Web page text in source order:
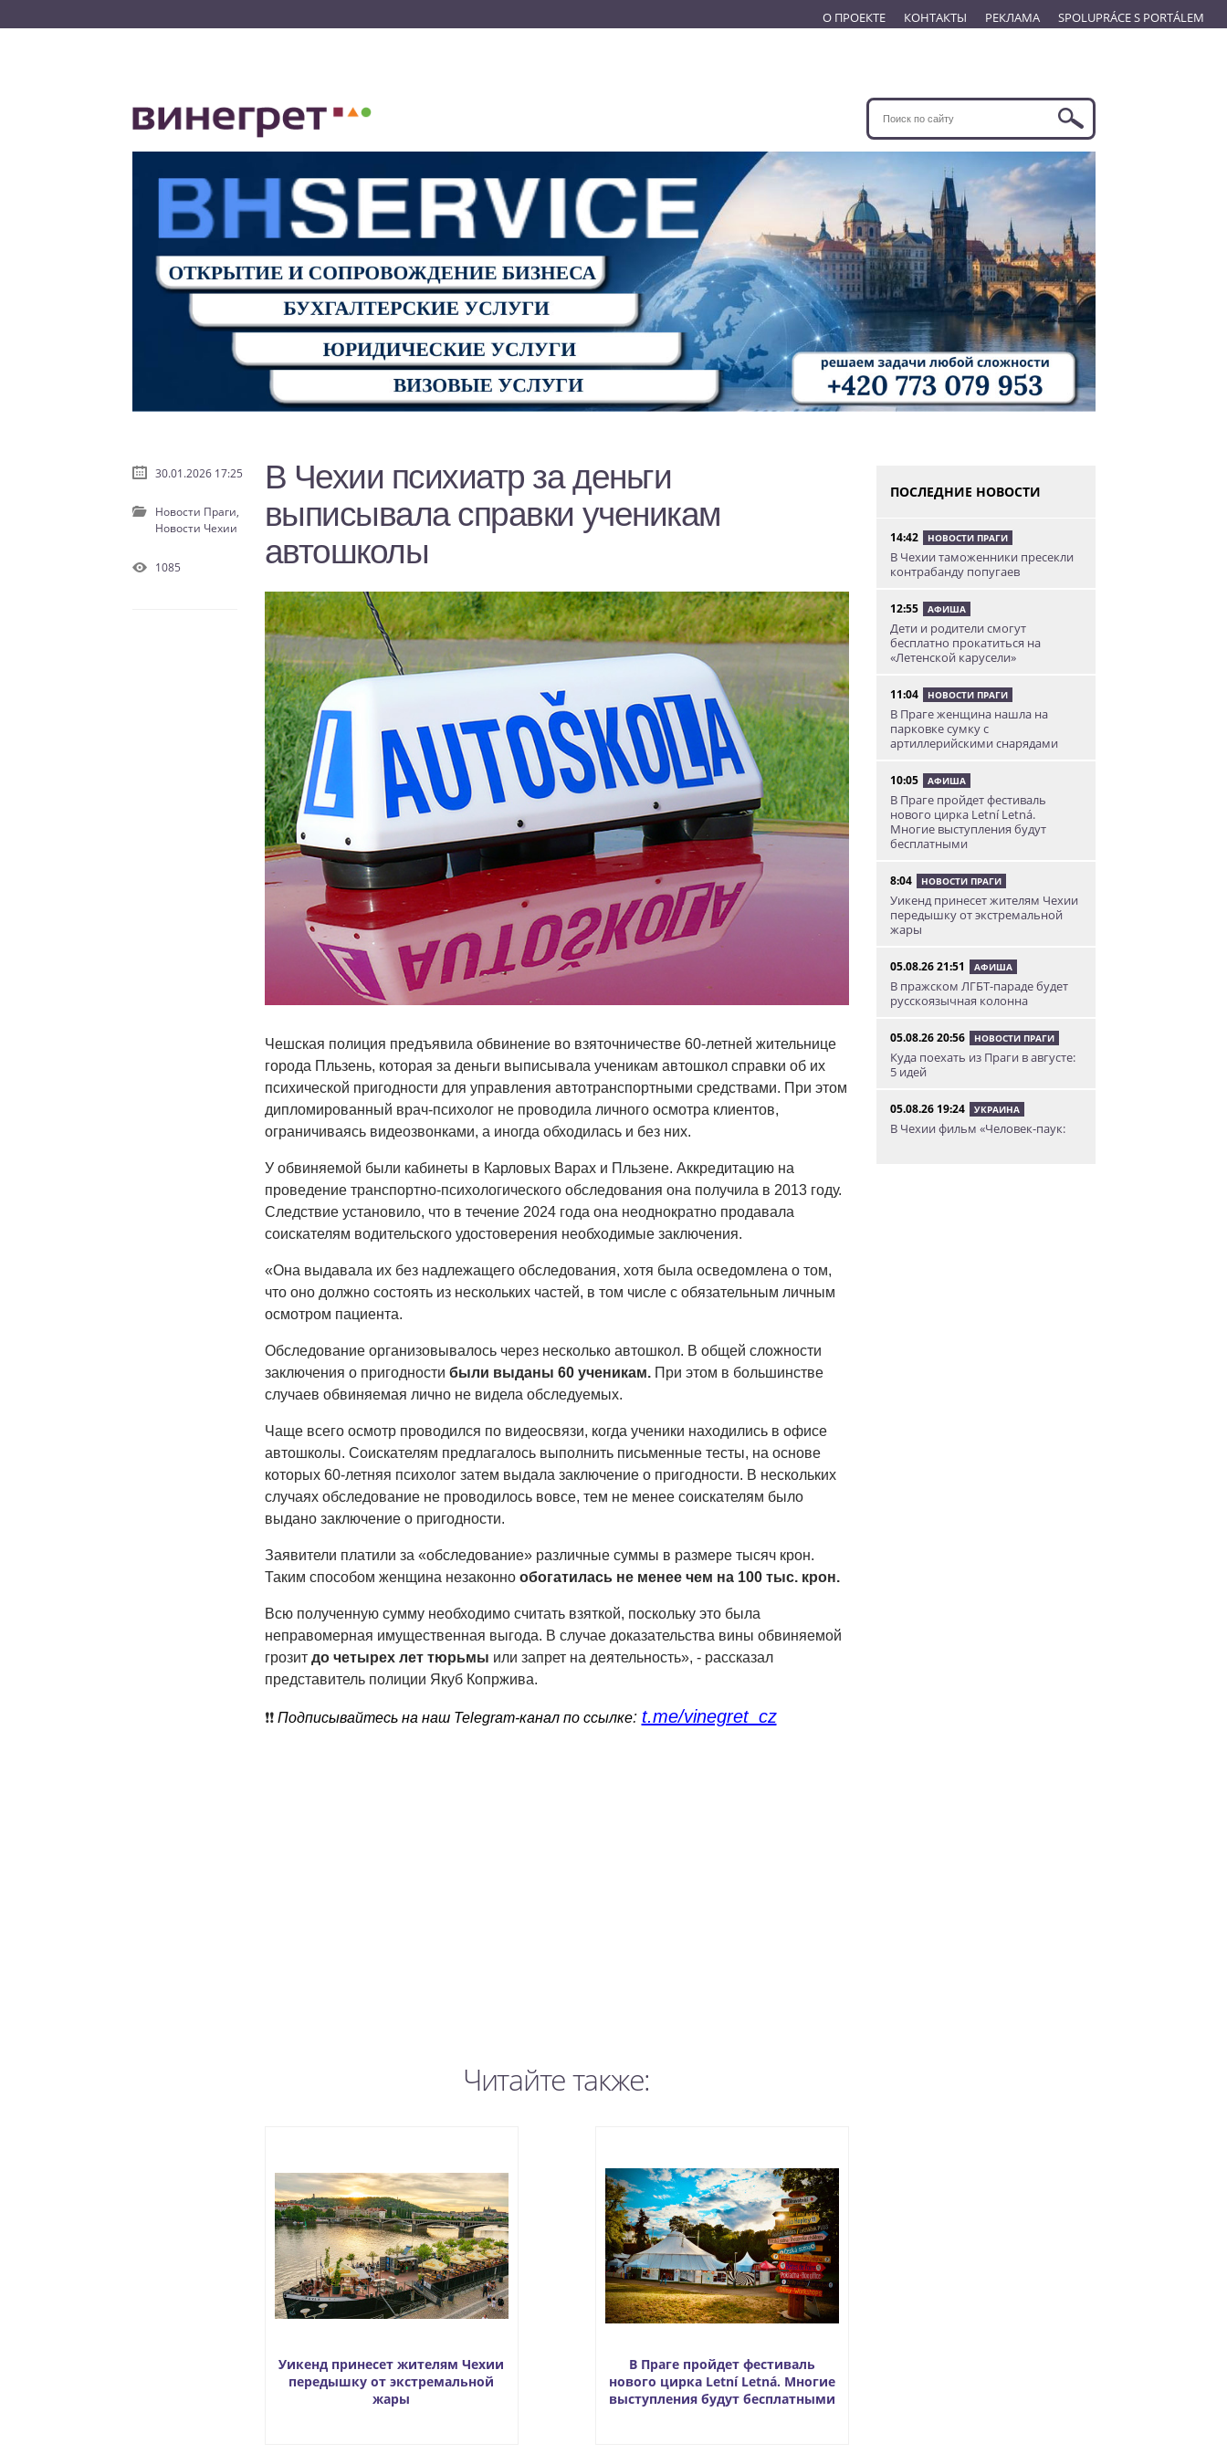
О ПРОЕКТЕ КОНТАКТЫ РЕКЛАМА SPOLUPRÁCE S PORTÁLEM
В Чехии психиатр за деньги
выписывала справки ученикам
автошколы
Чешская полиция предъявила обвинение во взяточничестве 60-летней жительнице
города Пльзень, которая за деньги выписывала ученикам автошкол справки об их
психической пригодности для управления автотранспортными средствами. При этом
дипломированный врач-психолог не проводила личного осмотра клиентов,
ограничиваясь видеозвонками, а иногда обходилась и без них.
У обвиняемой были кабинеты в Карловых Варах и Пльзене. Аккредитацию на
проведение транспортно-психологического обследования она получила в 2013 году.
Следствие установило, что в течение 2024 года она неоднократно продавала
соискателям водительского удостоверения необходимые заключения.
«Она выдавала их без надлежащего обследования, хотя была осведомлена о том,
что оно должно состоять из нескольких частей, в том числе с обязательным личным
осмотром пациента.
Обследование организовывалось через несколько автошкол. В общей сложности
заключения о пригодности были выданы 60 ученикам.При этом в большинстве
случаев обвиняемая лично не видела обследуемых.
Чаще всего осмотр проводился по видеосвязи, когда ученики находились в офисе
автошколы. Соискателям предлагалось выполнить письменные тесты, на основе
которых 60-летняя психолог затем выдала заключение о пригодности. В нескольких
случаях обследование не проводилось вовсе, тем не менее соискателям было
выдано заключение о пригодности.
Заявители платили за «обследование» различные суммы в размере тысяч крон.
Таким способом женщина незаконно обогатилась не менее чем на 100 тыс. крон.
Всю полученную сумму необходимо считать взяткой, поскольку это была
неправомерная имущественная выгода. В случае доказательства вины обвиняемой
грозит до четырех лет тюрьмы или запрет на деятельность», - рассказал
представитель полиции Якуб Копржива.
❗️❗️ Подписывайтесь на наш Telegram-канал по ссылке: t.me/vinegret_cz
Читайте также:
Уикенд принесет жителям Чехии
передышку от экстремальной
жары
В Праге пройдет фестиваль
нового цирка Letní Letná. Многие
выступления будут бесплатными
30.01.2026 17:25
Новости Праги,
Новости Чехии
1085
ПОСЛЕДНИЕ НОВОСТИ
14:42 НОВОСТИ ПРАГИ
В Чехии таможенники пресекли
контрабанду попугаев
12:55 АФИША
Дети и родители смогут
бесплатно прокатиться на
«Летенской карусели»
11:04 НОВОСТИ ПРАГИ
В Праге женщина нашла на
парковке сумку с
артиллерийскими снарядами
10:05 АФИША
В Праге пройдет фестиваль
нового цирка Letní Letná.
Многие выступления будут
бесплатными
8:04 НОВОСТИ ПРАГИ
Уикенд принесет жителям Чехии
передышку от экстремальной
жары
05.08.26 21:51 АФИША
В пражском ЛГБТ-параде будет
русскоязычная колонна
05.08.26 20:56 НОВОСТИ ПРАГИ
Куда поехать из Праги в августе:
5 идей
05.08.26 19:24 УКРАИНА
В Чехии фильм «Человек-паук: